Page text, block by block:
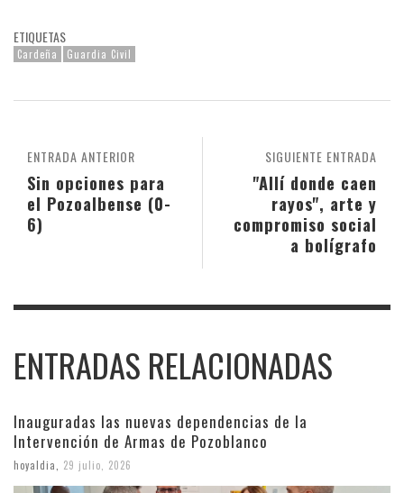
ETIQUETAS
Cardeña Guardia Civil
SIGUIENTE ENTRADA
"Allí donde caen
rayos", arte y
compromiso social
a bolígrafo
ENTRADA ANTERIOR
Sin opciones para
el Pozoalbense (0-
6)
ENTRADAS RELACIONADAS
Inauguradas las nuevas dependencias de la
Intervención de Armas de Pozoblanco
hoyaldia 29 julio, 2026